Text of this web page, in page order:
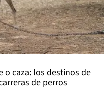
o caza: los destinos de
de perros